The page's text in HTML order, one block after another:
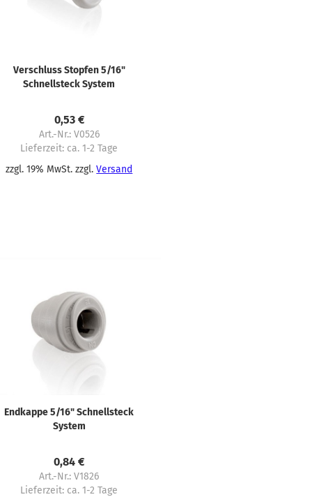
Verschluss Stopfen 5/16"
Schnellsteck System
0,53 €
Art.-Nr.: V0526
Lieferzeit: ca. 1-2 Tage
zzgl. 19% MwSt. zzgl.Versand
Endkappe 5/16" Schnellsteck
System
0,84 €
Art.-Nr.: V1826
Lieferzeit: ca. 1-2 Tage